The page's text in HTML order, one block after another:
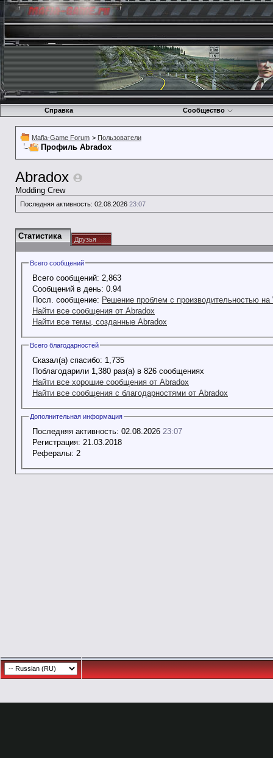
Справка Сообщество
Mafia-Game Forum > Пользователи
Профиль Abradox
Abradox
Modding Crew
Последняя активность: 02.08.2026 23:07
Статистика Друзья
Всего сообщений
Всего сообщений: 2,863
Сообщений в день: 0.94
Посл. сообщение: Решение проблем с производительностью на
Найти все сообщения от Abradox
Найти все темы, созданные Abradox
Всего благодарностей
Сказал(а) спасибо: 1,735
Поблагодарили 1,380 раз(а) в 826 сообщениях
Найти все хорошие сообщения от Abradox
Найти все сообщения с благодарностями от Abradox
Дополнительная информация
Последняя активность: 02.08.2026 23:07
Регистрация: 21.03.2018
Рефералы: 2